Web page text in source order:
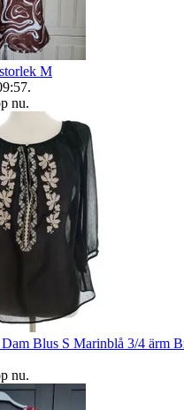
M
.
nu.
Blus S Marinblå 3/4 ärm
nu.